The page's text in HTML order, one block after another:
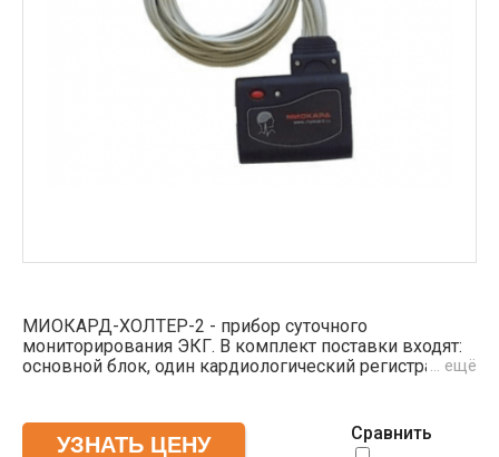
МИОКАРД-ХОЛТЕР-2 - прибор суточного
мониторирования ЭКГ. В комплект поставки входят:
основной блок, один кардиологический регистратор,
подключение к персональному компьютеру и
лазерному принтеру. ПК может работать на
… ещё
Сравнить